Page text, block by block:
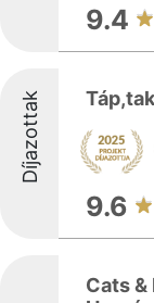
9.4
Díjazottak
9.6
Cats